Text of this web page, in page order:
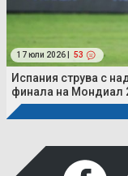
17 юли 2026 | 53
Испания струва с
финала на Мондиал